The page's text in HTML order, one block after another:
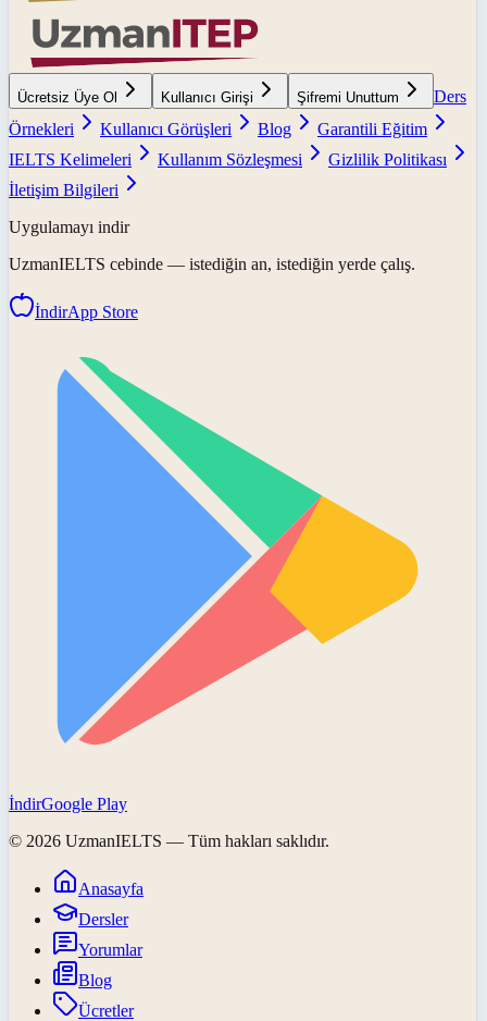
Ücretsiz Üye Ol Kullanıcı Girişi Şifremi Unuttum
Ders
Örnekleri
Kullanıcı Görüşleri Blog
Garantili Eğitim
IELTS Kelimeleri
Kullanım Sözleşmesi
Gizlilik Politikası
İletişim Bilgileri
Uygulamayı indir
UzmanIELTS cebinde — istediğin an, istediğin yerde çalış.
İndirApp Store
İndirGoogle Play
© 2026 UzmanIELTS — Tüm hakları saklıdır.
Anasayfa
Dersler
Yorumlar
Blog
Ücretler